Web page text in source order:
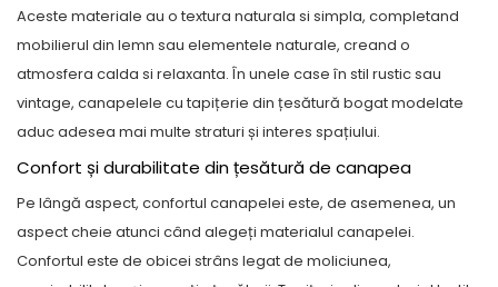
Aceste materiale au o textura naturala si simpla, completand
mobilierul din lemn sau elementele naturale, creand o
atmosfera calda si relaxanta. În unele case în stil rustic sau
vintage, canapelele cu tapițerie din țesătură bogat modelate
aduc adesea mai multe straturi și interes spațiului.
Confort și durabilitate din țesătură de canapea
Pe lângă aspect, confortul canapelei este, de asemenea, un
aspect cheie atunci când alegeți materialul canapelei.
Confortul este de obicei strâns legat de moliciunea,